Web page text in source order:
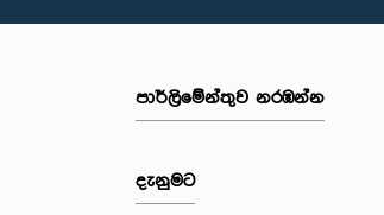
පාර්ලි‌මේන්තුව නරඹන්න
දැනුමට